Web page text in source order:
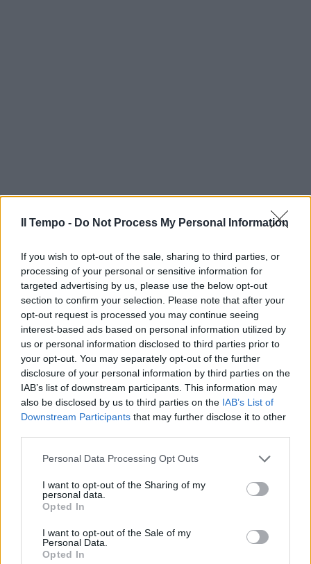
Il Tempo - Do Not Process My Personal Information
If you wish to opt-out of the sale, sharing to third parties, or
processing of your personal or sensitive information for
targeted advertising by us, please use the below opt-out
section to confirm your selection. Please note that after your
opt-out request is processed you may continue seeing
interest-based ads based on personal information utilized by
us or personal information disclosed to third parties prior to
your opt-out. You may separately opt-out of the further
disclosure of your personal information by third parties on the
IAB’s list of downstream participants. This information may
also be disclosed by us to third parties on the IAB’s List of
Downstream Participants that may further disclose it to other
Personal Data Processing Opt Outs
I want to opt-out of the Sharing of my
personal data.
Opted In
I want to opt-out of the Sale of my
Personal Data.
Opted In